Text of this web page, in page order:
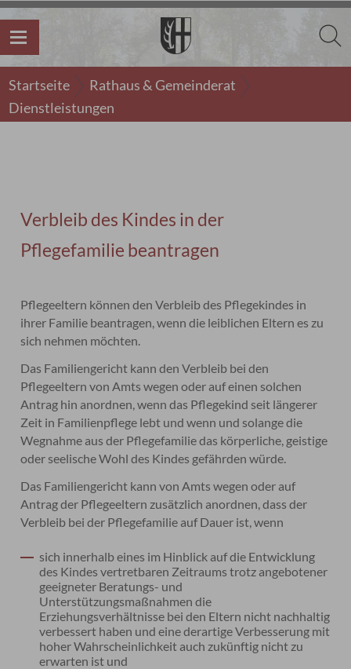
Startseite
Rathaus & Gemeinderat
Dienstleistungen
Verbleib des Kindes in der
Pflegefamilie beantragen
Pflegeeltern können den Verbleib des Pflegekindes in
ihrer Familie beantragen, wenn die leiblichen Eltern es zu
sich nehmen möchten.
Das Familiengericht kann den Verbleib bei den
Pflegeeltern von Amts wegen oder auf einen solchen
Antrag hin anordnen, wenn das Pflegekind seit längerer
Zeit in Familienpflege lebt und wenn und solange die
Wegnahme aus der Pflegefamilie das körperliche, geistige
oder seelische Wohl des Kindes gefährden würde.
Das Familiengericht kann von Amts wegen oder auf
Antrag der Pflegeeltern zusätzlich anordnen, dass der
Verbleib bei der Pflegefamilie auf Dauer ist, wenn
sich innerhalb eines im Hinblick auf die Entwicklung
des Kindes vertretbaren Zeitraums trotz angebotener
geeigneter Beratungs- und
Unterstützungsmaßnahmen die
Erziehungsverhältnisse bei den Eltern nicht nachhaltig
verbessert haben und eine derartige Verbesserung mit
hoher Wahrscheinlichkeit auch zukünftig nicht zu
erwarten ist und